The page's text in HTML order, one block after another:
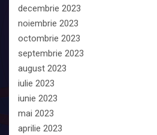
decembrie 2023
noiembrie 2023
octombrie 2023
septembrie 2023
august 2023
iulie 2023
iunie 2023
mai 2023
aprilie 2023